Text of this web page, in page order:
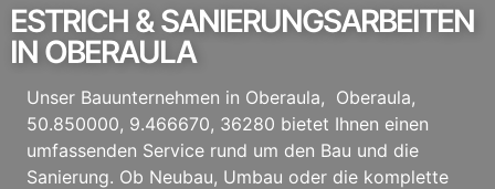
ESTRICH & SANIERUNGSARBEITEN
IN OBERAULA
Unser Bauunternehmen in Oberaula, Oberaula,
50.850000, 9.466670, 36280 bietet Ihnen einen
umfassenden Service rund um den Bau und die
Sanierung. Ob Neubau, Umbau oder die komplette